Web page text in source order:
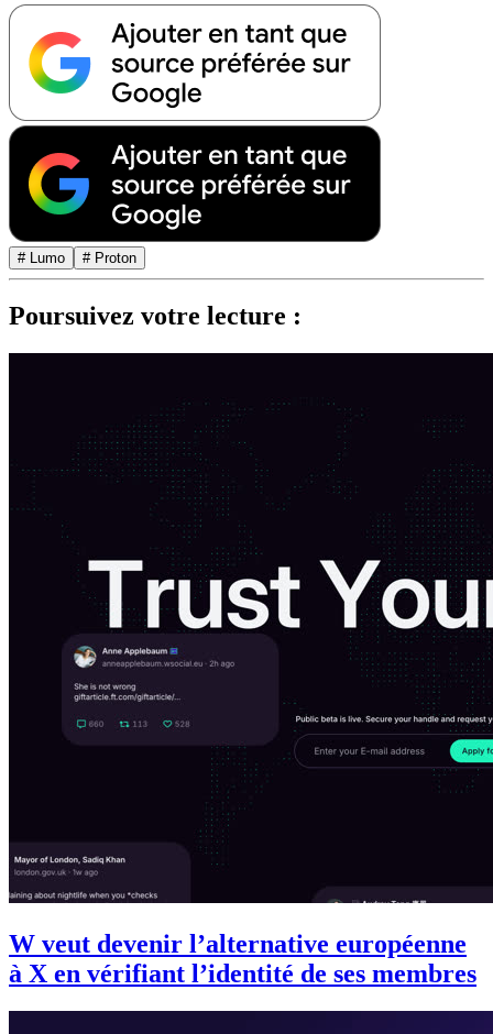
# Lumo # Proton
Poursuivez votre lecture :
W veut devenir l’alternative européenne
à X en vérifiant l’identité de ses membres